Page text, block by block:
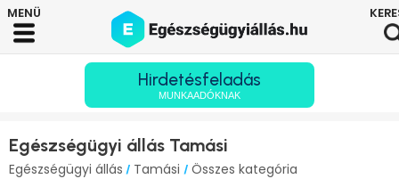
Hirdetésfeladás
MUNKAADÓKNAK
Egészségügyi állás Tamási
Egészségügyi állás / Tamási / Összes kategória